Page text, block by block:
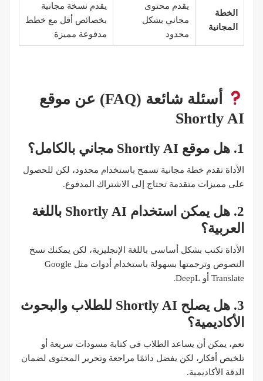
الخطة
المجانية
يقدم محتوى
مجاني بشكل
محدود
يقدم نسخة مجانية
بخصائص أقل مع خطط
مدفوعة مميزة
أسئلة شائعة (FAQ) عن موقع
Shortly AI
1. هل موقع Shortly AI مجاني بالكامل؟
الأداة تقدم خطة مجانية تسمح باستخدام محدود، لكن للحصول
على مميزات متقدمة تحتاج إلى الاشتراك المدفوع.
2. هل يمكن استخدام Shortly AI باللغة
العربية؟
الأداة تكتب بشكل أساسي باللغة الإنجليزية، لكن يمكنك نسخ
النصوص وترجمتها بسهولة باستخدام أدوات مثل Google
Translate أو DeepL.
3. هل يصلح Shortly AI للطلاب والبحوث
الأكاديمية؟
نعم، يمكن أن يساعد الطلاب في كتابة مسودات سريعة أو
تلخيص أفكار، لكن يفضل دائمًا مراجعة وتحرير المحتوى لضمان
الدقة الأكاديمية.